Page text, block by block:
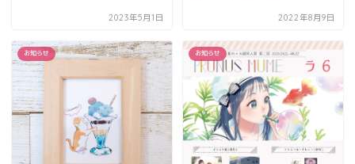
2023年5月1日 2022年8月9日
お知らせ お知らせ